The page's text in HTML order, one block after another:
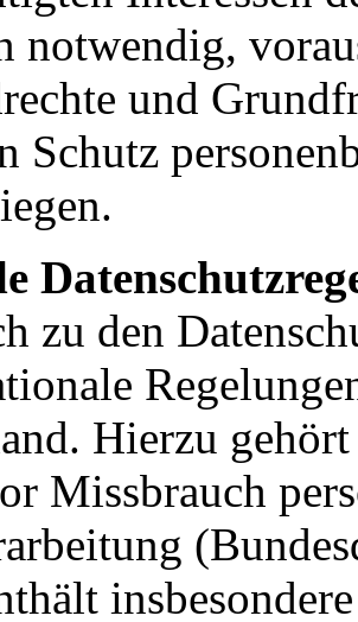
notwendig,
und
Schutz
zu den
Hierzu
Missbrauch